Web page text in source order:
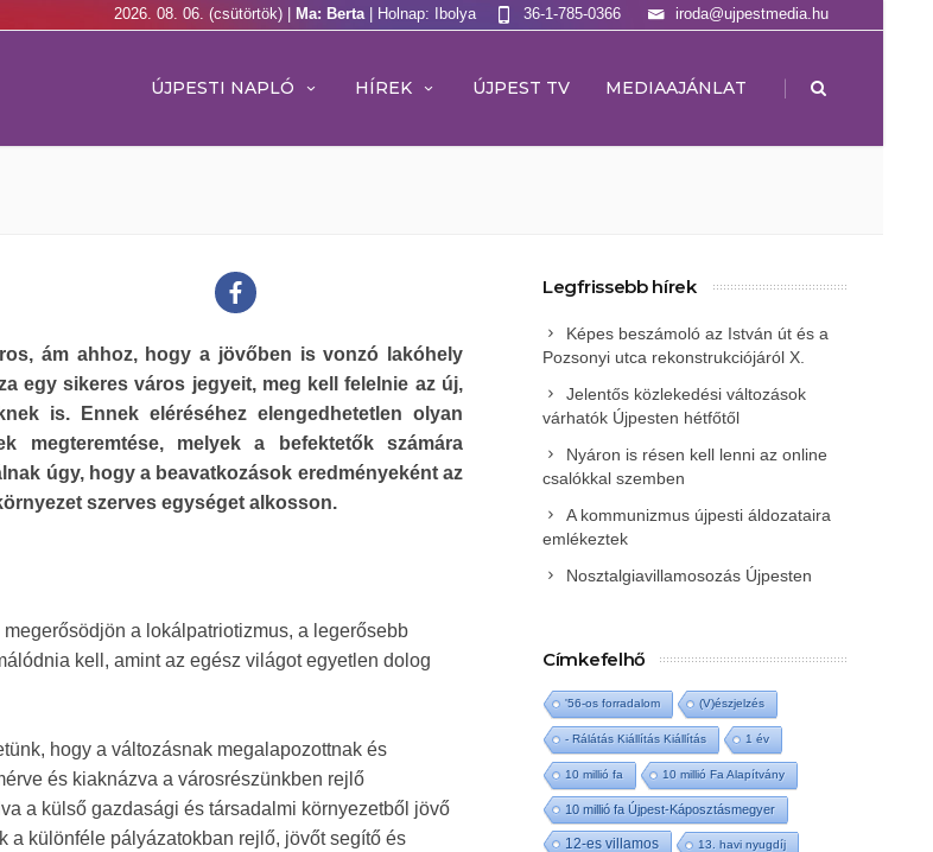
2026. 08. 06. (csütörtök) | Ma: Berta | Holnap: Ibolya iroda@ujpestmedia.hu
36-1-785-0366
ÚJPESTI NAPLÓ HÍREK ÚJPEST TV MEDIAAJÁNLAT |
ám ahhoz, hogy a jövőben is vonzó lakóhely
egy sikeres város jegyeit, meg kell felelnie az új,
is. Ennek eléréséhez elengedhetetlen olyan
megteremtése, melyek a befektetők számára
úgy, hogy a beavatkozások eredményeként az
szerves egységet alkosson.
a lokálpatriotizmus, a legerősebb
kell, amint az egész világot egyetlen dolog
hogy a változásnak megalapozottnak és
és kiaknázva a városrészünkben rejlő
a külső gazdasági és társadalmi környezetből jövő
a különféle pályázatokban rejlő, jövőt segítő és
Legfrissebb hírek
Képes beszámoló az István út és a
Pozsonyi utca rekonstrukciójáról X.
Jelentős közlekedési változások
várhatók Újpesten hétfőtől
Nyáron is résen kell lenni az online
csalókkal szemben
A kommunizmus újpesti áldozataira
emlékeztek
Nosztalgiavillamosozás Újpesten
Címkefelhő
'56-os forradalom (V)észjelzés
- Rálátás Kiállítás Kiállítás 1 év
10 millió fa 10 millió Fa Alapítvány
10 millió fa Újpest-Káposztásmegyer
12-es villamos 13. havi nyugdíj